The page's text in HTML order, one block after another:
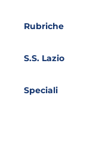
Rubriche
S.S. Lazio
Speciali